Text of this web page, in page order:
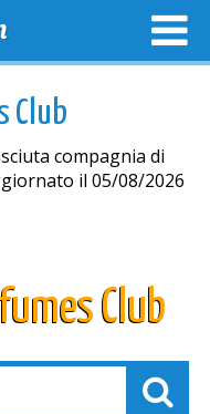
Club
compagnia di
il 05/08/2026
Club